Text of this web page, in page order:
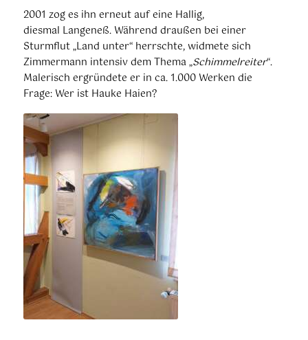
2001 zog es ihn erneut auf eine Hallig,
diesmal Langeneß. Während draußen bei einer
Sturmflut „Land unter“ herrschte, widmete sich
Zimmermann intensiv dem Thema „Schimmelreiter“.
Malerisch ergründete er in ca. 1.000 Werken die
Frage: Wer ist Hauke Haien?